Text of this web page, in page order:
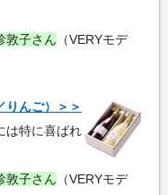
敦子さん （VERYモデ
りんご）＞＞
は特に喜ばれ
敦子さん （VERYモデ